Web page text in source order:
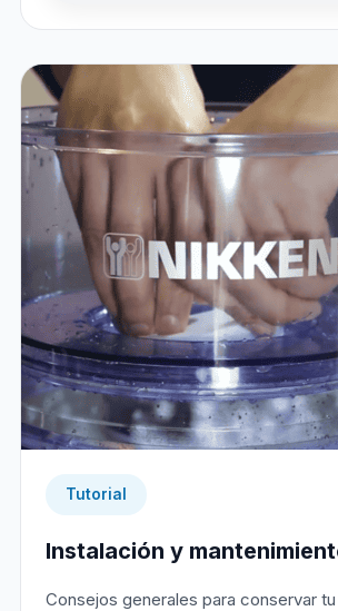
Tutorial
Instalación y
Consejos generales para conservar